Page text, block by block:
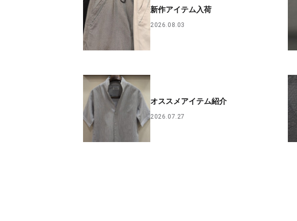
新作アイテム入荷
2026.08.03
オススメアイテム紹介
2026.07.27